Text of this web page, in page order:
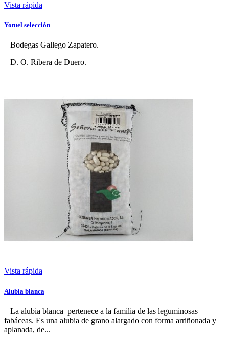
Vista rápida
Yotuel selección
Bodegas Gallego Zapatero.
D. O. Ribera de Duero.
Vista rápida
Alubia blanca
La alubia blanca pertenece a la familia de las leguminosas
fabáceas. Es una alubia de grano alargado con forma arriñonada y
aplanada, de...